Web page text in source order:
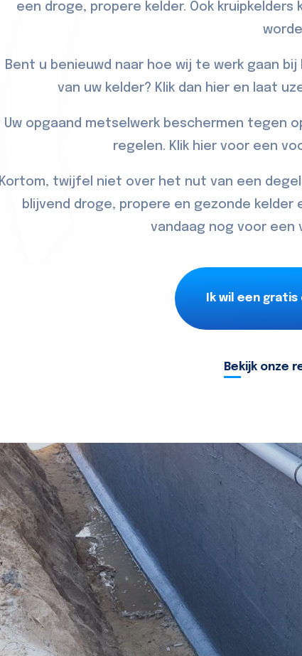
een droge, propere kelder. Ook
Bent u benieuwd naar hoe wij te werk gaan
van uw kelder? Klik dan hieren laat
Uw opgaand metselwerk beschermen tegen
regelen. Klik hiervoor een
Kortom, twijfel niet over het nut van een
blijvend droge, propere en gezonde kelder
vandaag nog voor
Ik wil een
Bekijk onze